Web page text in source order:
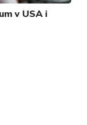
v USA i